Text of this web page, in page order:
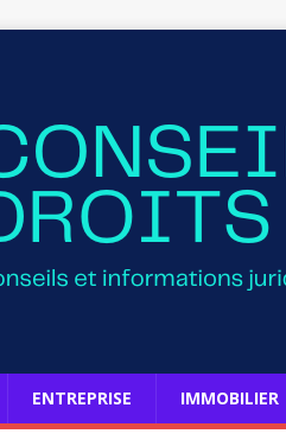
ENTREPRISE IMMOBILIER